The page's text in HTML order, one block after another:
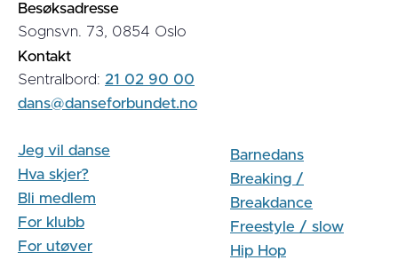
Besøksadresse
Sognsvn. 73, 0854 Oslo
Kontakt
Sentralbord: 21 02 90 00
dans@danseforbundet.no
Jeg vil danse
Hva skjer?
Bli medlem
For klubb
For utøver
Barnedans
Breaking /
Breakdance
Freestyle / slow
Hip Hop